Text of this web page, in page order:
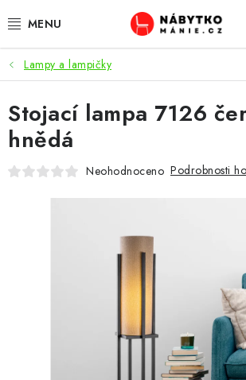
na
OBÝVACÍ POKOJ
KUCHYŇ A JÍDELNA
LOŽNICE
KANCELÁŘ / PRACOVNA
Lampy a lampičky
Stojací lampa 7126
hnědá
Neohodnoceno Podrobnosti